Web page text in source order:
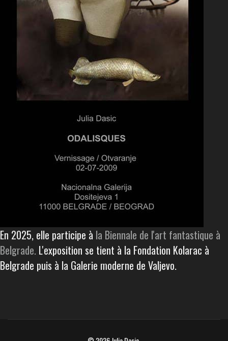
En 2025, elle participe à la Biennale de l'art fantastique à
Belgrade. L'exposition se tient à la Fondation Kolarac à
Belgrade puis à la Galerie moderne de Valjevo.